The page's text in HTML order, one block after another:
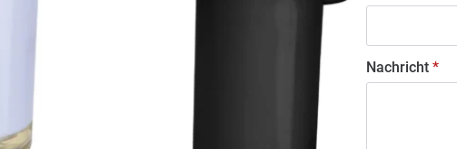
Nachricht *